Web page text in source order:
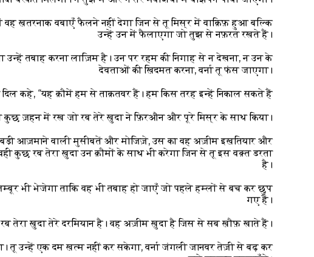
वह ख़तरनाक वबाएँ फैलने नहीं देगा जिन से तू मिस्र में वाक़िफ़ हुआ बल्कि
उन्हें उन में फैलाएगा जो तुझ से नफ़रत रखते हैं।
उन्हें तबाह करना लाज़िम है। उन पर रहम की निगाह से न देखना, न उन के
देवताओं की ख़िदमत करना, वर्ना तू फंस जाएगा।
दिल कहे, “यह क़ौमें हम से ताक़तवर हैं। हम किस तरह इन्हें निकाल सकते हैं?”
कुछ ज़हन में रख जो रब तेरे ख़ुदा ने फ़िरऔन और पूरे मिस्र के साथ किया।
आज़माने वाली मुसीबतें और मोजिज़े, उस का वह अज़ीम इख़तियार और
कुछ रब तेरा ख़ुदा उन क़ौमों के साथ भी करेगा जिन से तू इस वक़्त डरता
है।
भी भेजेगा ताकि वह भी तबाह हो जाएँ जो पहले हम्लों से बच कर छुप
गए हैं।
तेरा ख़ुदा तेरे दरमियान है। वह अज़ीम ख़ुदा है जिस से सब ख़ौफ़ खाते हैं।
तू उन्हें एक दम ख़त्म नहीं कर सकेगा, वर्ना जंगली जानवर तेज़ी से बढ़ कर